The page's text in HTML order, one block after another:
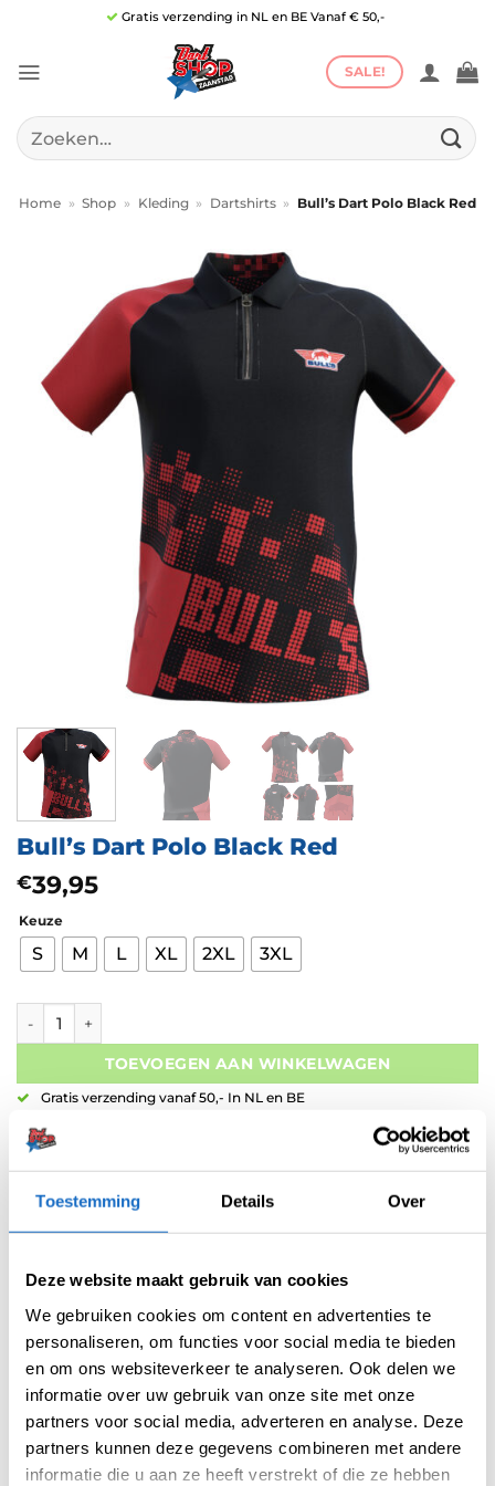
Toestemming Details Over
Deze website maakt gebruik van cookies
We gebruiken cookies om content en advertenties te
personaliseren, om functies voor social media te bieden
en om ons websiteverkeer te analyseren. Ook delen we
informatie over uw gebruik van onze site met onze
partners voor social media, adverteren en analyse. Deze
partners kunnen deze gegevens combineren met andere
informatie die u aan ze heeft verstrekt of die ze hebben
inhoud
Gratis verzending in NL en BE Vanaf € 50,-
SALE!
Zoeken
naar:
Home » Shop » Kleding » Dartshirts » Bull’s Dart Polo Black Red
Bull’s Dart Polo Black Red
€39,95
Keuze
S M L XL 2XL 3XL
TOEVOEGEN AAN WINKELWAGEN
Gratis verzending vanaf 50,- In NL en BE
Retouren binnen 14 dagen
Categorieën: Dartshirts,Kleding
Tag:Bull's Launch 2023
Merk:Bull's NL